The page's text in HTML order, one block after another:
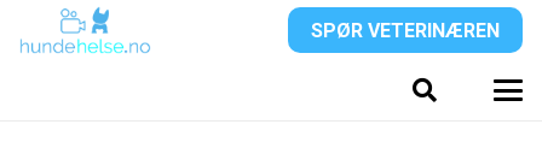
SPØR VETERINÆREN